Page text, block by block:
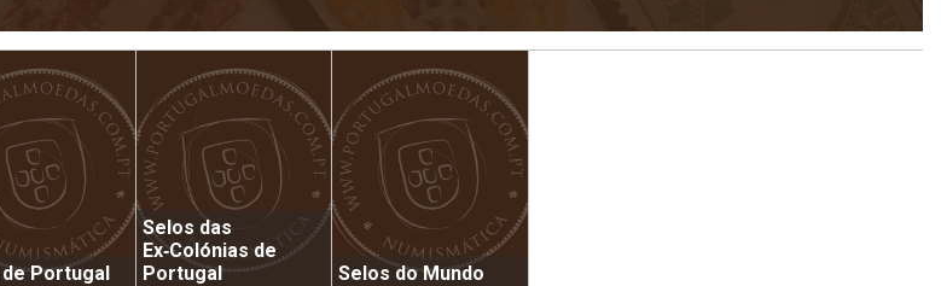
Portugal
Selos das
Ex‑Colónias de
Portugal
Selos do Mundo